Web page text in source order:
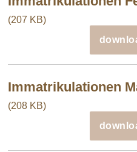
(207 KB)
Immatrikulationen
(208 KB)